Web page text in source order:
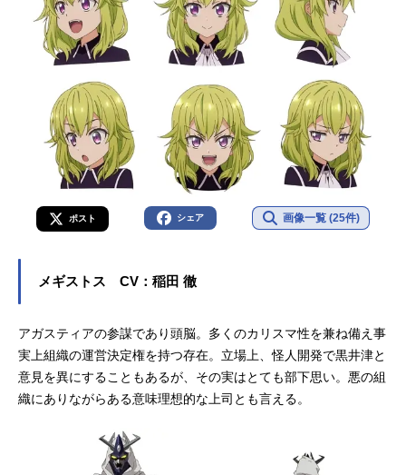
ポスト シェア 画像一覧 (25件)
メギストス CV：稲田 徹
アガスティアの参謀であり頭脳。多くのカリスマ性を兼ね備え事
実上組織の運営決定権を持つ存在。立場上、怪人開発で黒井津と
意見を異にすることもあるが、その実はとても部下思い。悪の組
織にありながらある意味理想的な上司とも言える。